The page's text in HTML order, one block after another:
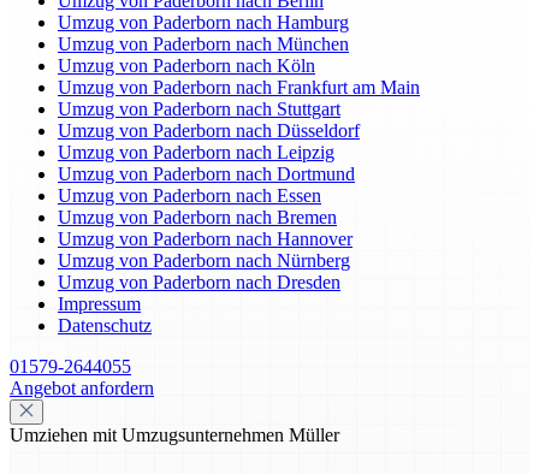
Umzug von Paderborn nach Hamburg
Umzug von Paderborn nach München
Umzug von Paderborn nach Köln
Umzug von Paderborn nach Frankfurt am Main
Umzug von Paderborn nach Stuttgart
Umzug von Paderborn nach Düsseldorf
Umzug von Paderborn nach Leipzig
Umzug von Paderborn nach Dortmund
Umzug von Paderborn nach Essen
Umzug von Paderborn nach Bremen
Umzug von Paderborn nach Hannover
Umzug von Paderborn nach Nürnberg
Umzug von Paderborn nach Dresden
Impressum
Datenschutz
01579-2644055
Angebot anfordern
Umziehen mit Umzugsunternehmen Müller